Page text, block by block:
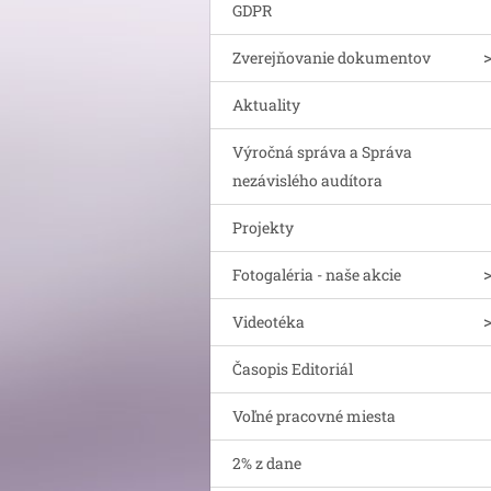
GDPR
Zverejňovanie dokumentov
Aktuality
Výročná správa a Správa
nezávislého audítora
Projekty
Fotogaléria - naše akcie
Videotéka
Časopis Editoriál
Voľné pracovné miesta
2% z dane